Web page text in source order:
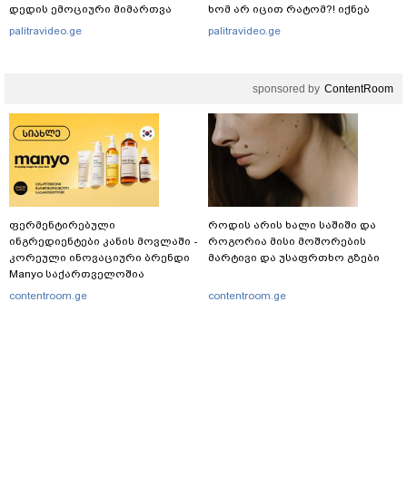
დედის ემოციური მიმართვა
palitravideo.ge
ხომ არ იცით რატომ?! იქნებ
იმიტომ რომ თავად
palitravideo.ge
sponsored by ContentRoom
ფერმენტირებული
ინგრედიენტები კანის მოვლაში -
კორეული ინოვაციური ბრენდი
Manyo საქართველოშია
contentroom.ge
როდის არის ხალი საშიში და
როგორია მისი მოშორების
მარტივი და უსაფრთხო გზები
contentroom.ge